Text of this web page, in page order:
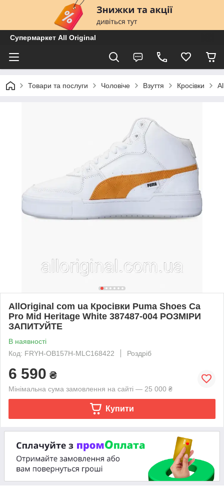
Супермаркет All Original
Товари та послуги Чоловіче Взуття Кросівки
AllOriginal com ua Кросівки Puma Shoes Ca
Pro Mid Heritage White 387487-004 РОЗМІРИ
ЗАПИТУЙТЕ
В наявності
Код: FRYH-OB157H-MLC168422
Роздріб
6 590 ₴
Мінімальна сума замовлення на сайті — 25 000 ₴
Купити